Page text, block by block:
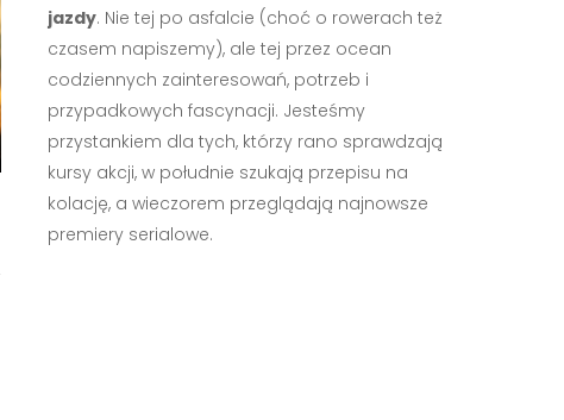
jazdy. Nie tej po asfalcie (choć o rowerach też
czasem napiszemy), ale tej przez ocean
codziennych zainteresowań, potrzeb i
przypadkowych fascynacji. Jesteśmy
przystankiem dla tych, którzy rano sprawdzają
kursy akcji, w południe szukają przepisu na
kolację, a wieczorem przeglądają najnowsze
premiery serialowe.